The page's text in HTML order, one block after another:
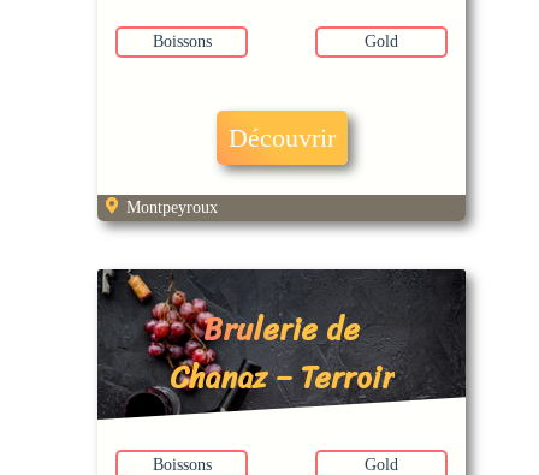
Boissons Gold
Découvrir
Montpeyroux
Brulerie de
Chanaz – Terroir
Café
Boissons Gold